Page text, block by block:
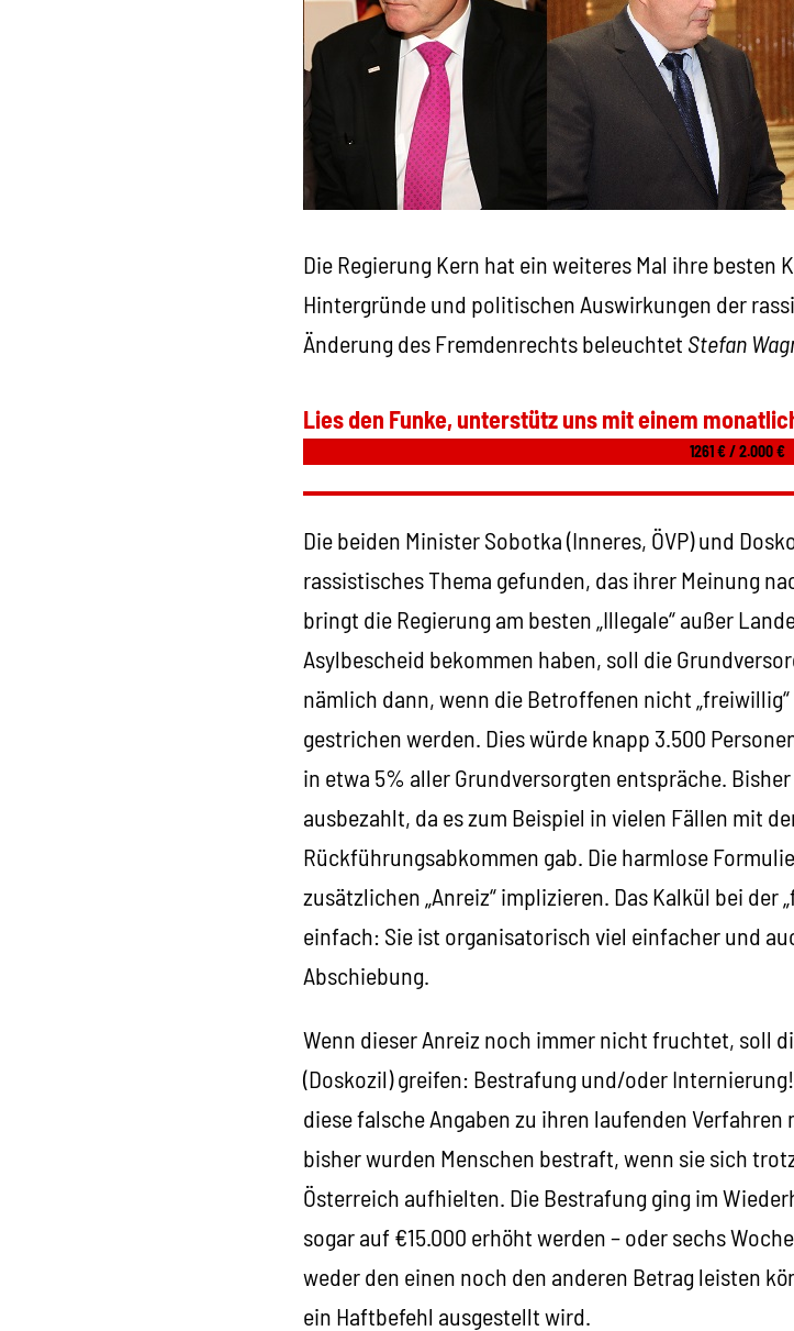
Die Regierung Kern hat ein weiteres Mal ihre besten
Hintergründe und politischen Auswirkungen der
Änderung des Fremdenrechts beleuchtet Stefan
Lies den Funke, unterstütz uns mit einem
1261 € / 2.000 €
Die beiden Minister Sobotka (Inneres, ÖVP) und
rassistisches Thema gefunden, das ihrer Meinung
bringt die Regierung am besten „Illegale“ außer
Asylbescheid bekommen haben, soll die
nämlich dann, wenn die Betroffenen nicht „freiwillig“
gestrichen werden. Dies würde knapp 3.500
in etwa 5% aller Grundversorgten entspräche.
ausbezahlt, da es zum Beispiel in vielen Fällen mit
Rückführungsabkommen gab. Die harmlose
zusätzlichen „Anreiz“ implizieren. Das Kalkül bei der
einfach: Sie ist organisatorisch viel einfacher und
Abschiebung.
Wenn dieser Anreiz noch immer nicht fruchtet, soll
(Doskozil) greifen: Bestrafung und/oder
diese falsche Angaben zu ihren laufenden
bisher wurden Menschen bestraft, wenn sie sich
Österreich aufhielten. Die Bestrafung ging im
sogar auf €15.000 erhöht werden – oder sechs
weder den einen noch den anderen Betrag leisten
ein Haftbefehl ausgestellt wird.